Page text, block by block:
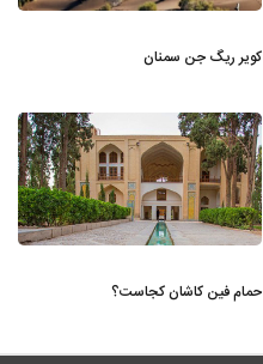
کویر ریگ جن سمنان
حمام فین کاشان کجاست؟